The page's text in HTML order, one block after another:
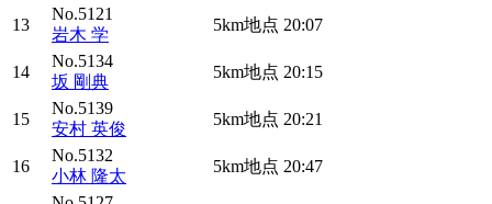
13
No.5121
岩木 学
5km地点 20:07
14
No.5134
坂 剛典
5km地点 20:15
15
No.5139
安村 英俊
5km地点 20:21
16
No.5132
小林 隆太
5km地点 20:47